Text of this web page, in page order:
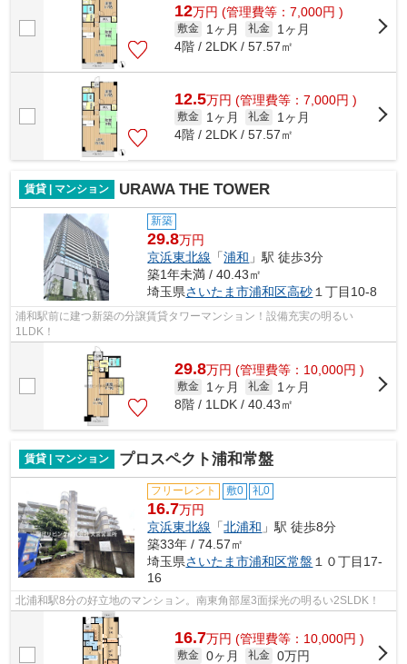
12万円 (管理費等：7,000円 )
敷金 1ヶ月 礼金
1ヶ月
4階 / 2LDK / 57.57㎡
12.5万円 (管理費等：7,000円 )
敷金 1ヶ月 礼金
1ヶ月
4階 / 2LDK / 57.57㎡
賃貸 | マンション URAWA THE TOWER
新築
29.8万円
京浜東北線 「浦和 」駅 徒歩3分
築1年未満 / 40.43㎡
埼玉県さいたま市浦和区高砂１丁目10-8
浦和駅前に建つ新築の分譲賃貸タワーマンション！設備充実の明るい
1LDK！
29.8万円 (管理費等：10,000円 )
敷金 1ヶ月 礼金
1ヶ月
8階 / 1LDK / 40.43㎡
賃貸 | マンション プロスペクト浦和常盤
フリーレント 敷0 礼0
16.7万円
京浜東北線 「北浦和 」駅 徒歩8分
築33年 / 74.57㎡
埼玉県さいたま市浦和区常盤 １０丁目17-
16
北浦和駅8分の好立地のマンション。南東角部屋3面採光の明るい2SLDK！
16.7万円 (管理費等：10,000円 )
敷金 0ヶ月 礼金 0万円